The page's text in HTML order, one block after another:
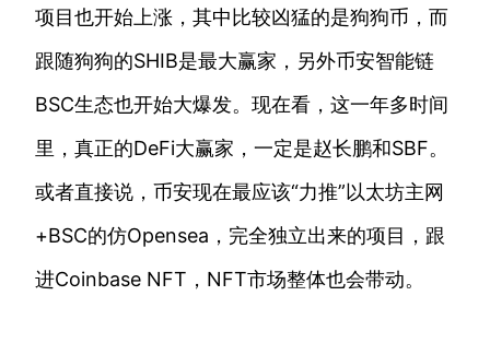
项目也开始上涨，其中比较凶猛的是狗狗币，而
跟随狗狗的SHIB是最大赢家，另外币安智能链
BSC生态也开始大爆发。现在看，这一年多时间
里，真正的DeFi大赢家，一定是赵长鹏和SBF。
或者直接说，币安现在最应该“力推”以太坊主网
+BSC的仿Opensea，完全独立出来的项目，跟
进Coinbase NFT，NFT市场整体也会带动。